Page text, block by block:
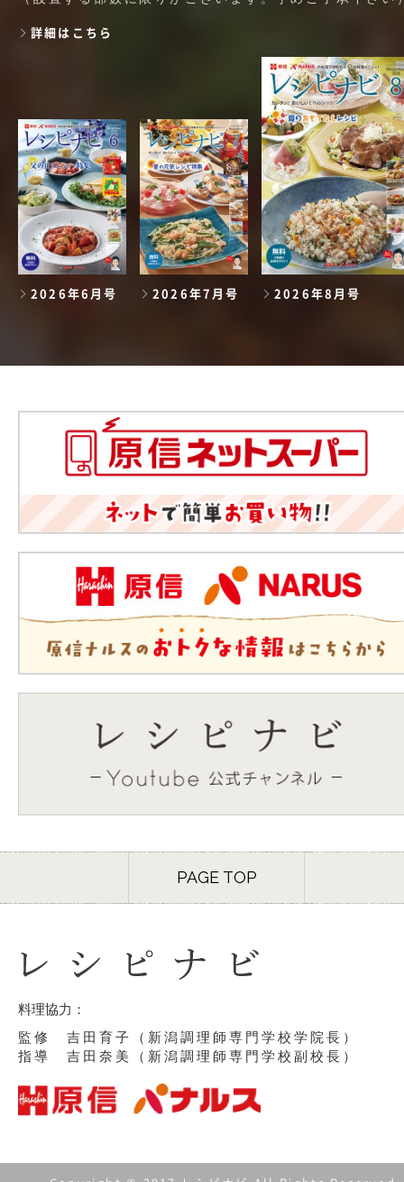
詳細はこちら
2026年6月号 2026年7月号 2026年8月号
PAGE TOP
料理協力：
監修 吉田育子（新潟調理師専門学校学院長）
指導 吉田奈美（新潟調理師専門学校副校長）